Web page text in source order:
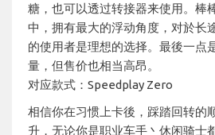
糖，也可以透过转接器来使用。棒
中，拥有最大的浮动角度，对於长
的使用者是理想的选择。最後一点
量，但售价也相当高昂。
对应款式：Speedplay Zero
相信你在习惯上卡後，踩踏回转的
升，无论你是职业车手丶休闲骑士